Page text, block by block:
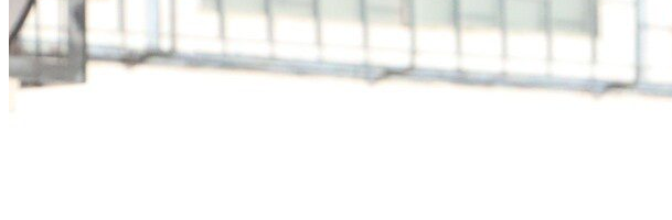
ห้องสมุดและคลังข้อมูล
รายการอาหาร